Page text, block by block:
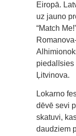
Eiropā.
uz jauno
“Match
piedalīsies
Ļitvinova.
Lokarno
dēvē sevi
skatuvi,
daudziem